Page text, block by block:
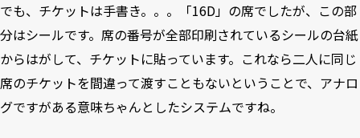
でも、チケットは手書き。。。「16D」の席でしたが、この部
分はシールです。席の番号が全部印刷されているシールの台紙
からはがして、チケットに貼っています。これなら二人に同じ
席のチケットを間違って渡すこともないということで、アナロ
グですがある意味ちゃんとしたシステムですね。